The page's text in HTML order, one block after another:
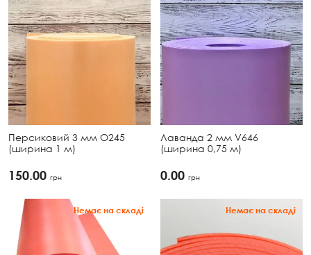
Персиковий 3 мм О245
(ширина 1 м)
150.00 грн
Лаванда 2 мм V646
(ширина 0,75 м)
0.00 грн
Немає на складі Немає на складі